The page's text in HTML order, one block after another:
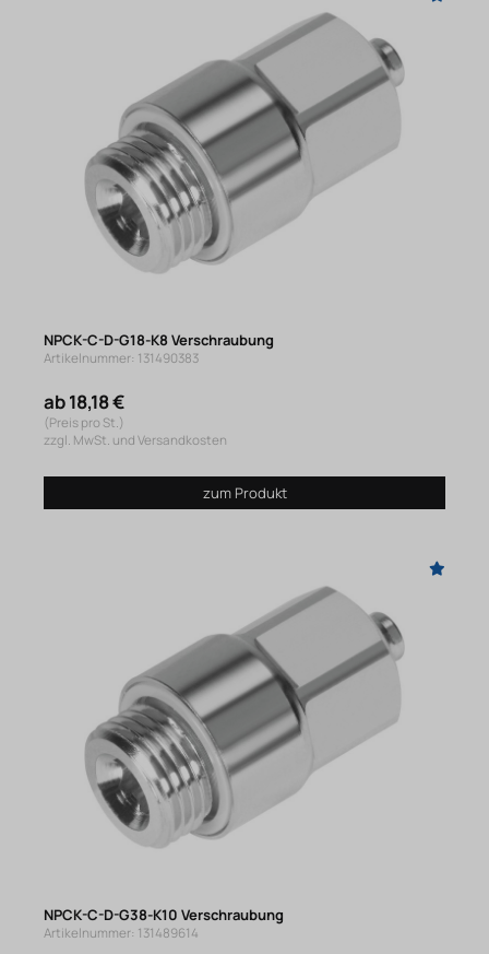
NPCK-C-D-G18-K8 Verschraubung
Artikelnummer: 131490383
ab 18,18 €
(Preis pro St.)
zzgl. MwSt. und Versandkosten
zum Produkt
NPCK-C-D-G38-K10 Verschraubung
Artikelnummer: 131489614